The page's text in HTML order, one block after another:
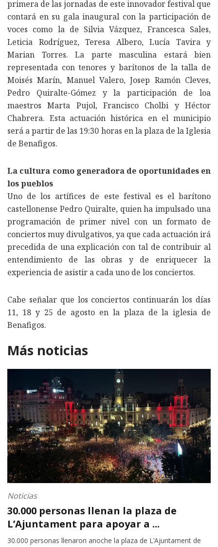
primera de las jornadas de este innovador festival que
contará en su gala inaugural con la participación de
voces como la de Silvia Vázquez, Francesca Sales,
Leticia Rodríguez, Teresa Albero, Lucía Tavira y
Marian Torres. La parte masculina estará bien
representada con tenores y barítonos de la talla de
Moisés Marín, Manuel Valero, Josep Ramón Cleves,
Pedro Quiralte-Gómez y la participación de loa
maestros Marta Pujol, Francisco Cholbi y Héctor
Chabrera. Esta actuación histórica en el municipio
será a partir de las 19:30 horas en la plaza de la Iglesia
de Benafigos.
La cultura como generadora de oportunidades en
los pueblos
Uno de los artífices de este festival es el barítono
castellonense Pedro Quiralte, quien ha impulsado una
programación de primer nivel con un formato de
conciertos muy divulgativos, ya que cada actuación irá
precedida de una explicación con tal de contribuir al
entendimiento de las obras y de enriquecer la
experiencia de asistir a cada uno de los conciertos.
Cabe señalar que los conciertos continuarán los días
11, 18 y 25 de agosto en la plaza de la iglesia de
Benafigos.
Más noticias
Noticias
30.000 personas llenan la plaza de
L’Ajuntament para apoyar a ...
30.000 personas llenaron anoche la plaza de L’Ajuntament de